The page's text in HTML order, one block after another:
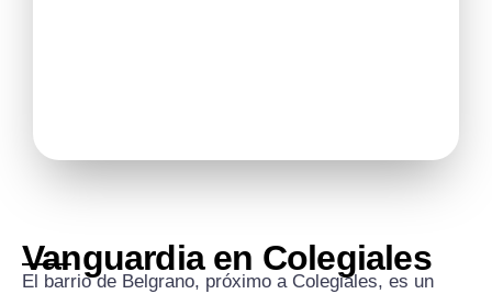
Vanguardia en Colegiales
El barrio de Belgrano, próximo a Colegiales, es un